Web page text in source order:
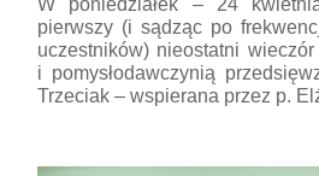
pierwszy (i sądząc po
uczestników) nieostatni
i pomysłodawczynią
Trzeciak – wspierana przez p.